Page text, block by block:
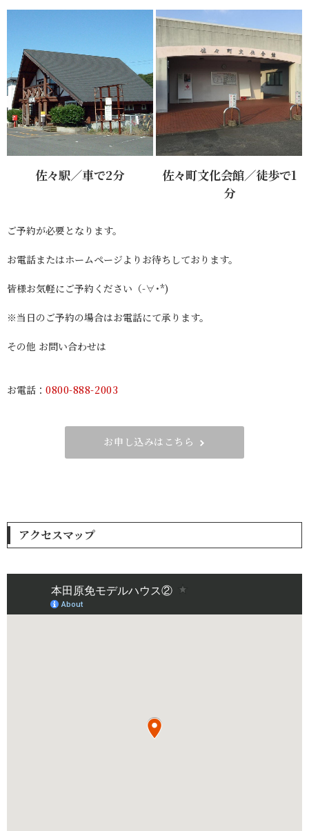
佐々駅／車で2分
佐々町文化会館／徒歩で1
分
ご予約が必要となります。
お電話またはホームページよりお待ちしております。
皆様お気軽にご予約ください（-∀･*)
※当日のご予約の場合はお電話にて承ります。
その他 お問い合わせは
お電話： 0800-888-2003
お申し込みはこちら
アクセスマップ